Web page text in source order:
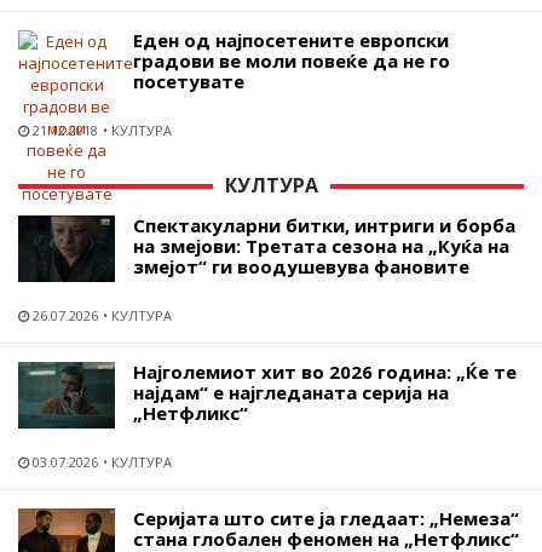
Еден од најпосетените европски
градови ве моли повеќе да не го
посетувате
21.12.2018 КУЛТУРА
КУЛТУРА
Спектакуларни битки, интриги и борба
на змејови: Третата сезона на „Куќа на
змејот“ ги воодушевува фановите
26.07.2026 КУЛТУРА
Најголемиот хит во 2026 година: „Ќе те
најдам“ е најгледаната серија на
„Нетфликс“
03.07.2026 КУЛТУРА
Серијата што сите ја гледаат: „Немеза“
стана глобален феномен на „Нетфликс“